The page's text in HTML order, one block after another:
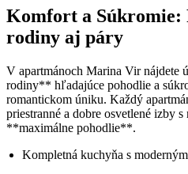
Komfort a Súkromie:
rodiny aj páry
V apartmánoch Marina Vir nájdete
rodiny** hľadajúce pohodlie a
romantickom úniku. Každý
priestranné a dobre osvetlené izby
**maximálne pohodlie**.
Kompletná kuchyňa s